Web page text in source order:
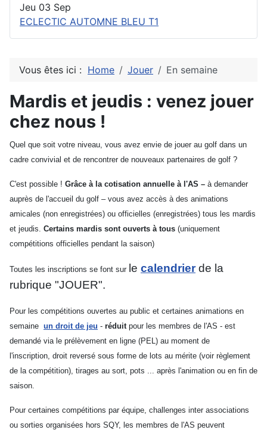
Jeu 03 Sep
ECLECTIC AUTOMNE BLEU T1
Vous êtes ici : Home Jouer En semaine
Mardis et jeudis : venez jouer
chez nous !
Quel que soit votre niveau, vous avez envie de jouer au golf dans un
cadre convivial et de rencontrer de nouveaux partenaires de golf ?
C'est possible ! Grâce à la cotisation annuelle à l'AS – à demander
auprès de l'accueil du golf – vous avez accès à des animations
amicales (non enregistrées) ou officielles (enregistrées) tous les mardis
et jeudis. Certains mardis sont ouverts à tous (uniquement
compétitions officielles pendant la saison)
Toutes les inscriptions se font sur le calendrierde la
rubrique "JOUER".
Pour les compétitions ouvertes au public et certaines animations en
semaine un droit de jeu - réduitpour les membres de l'AS - est
demandé via le prélèvement en ligne (PEL) au moment de
l'inscription, droit reversé sous forme de lots au mérite (voir règlement
de la compétition), tirages au sort, pots ... après l'animation ou en fin de
saison.
Pour certaines compétitions par équipe, challenges inter associations
ou sorties organisées hors SQY, les membres de l'AS peuvent